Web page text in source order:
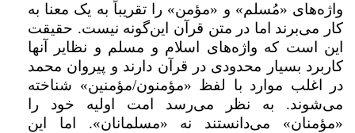
واژه‌های «مُسلم» و «مؤمن» را تقریباً به یک معنا به
کار می‌برند اما در متن قرآن این‌گونه نیست. حقیقت
این است که واژه‌های اسلام و مسلم و نظایر آنها
کاربرد بسیار محدودی در قرآن دارند و پیروان محمد
در اغلب موارد با لفظ «مؤمنون/مؤمنین» شناخته
می‌شوند. به نظر می‌رسد امت اولیه خود را
«مؤمنان» می‌دانستند نه «مسلمانان». اما این